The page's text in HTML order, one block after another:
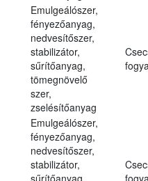
Emulgeálószer,
fényezőanyag,
nedvesítőszer,
stabilizátor,
sűrítőanyag,
tömegnövelő
szer,
zselésítőanyag
Emulgeálószer,
fényezőanyag,
nedvesítőszer,
stabilizátor,
sűrítőanyag,